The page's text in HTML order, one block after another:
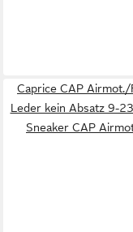
Caprice CAP Airmot./
Leder kein Absatz 9-
Sneaker CAP